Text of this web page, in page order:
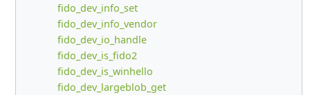
fido_dev_info_set
fido_dev_info_vendor
fido_dev_io_handle
fido_dev_is_fido2
fido_dev_is_winhello
fido_dev_largeblob_get